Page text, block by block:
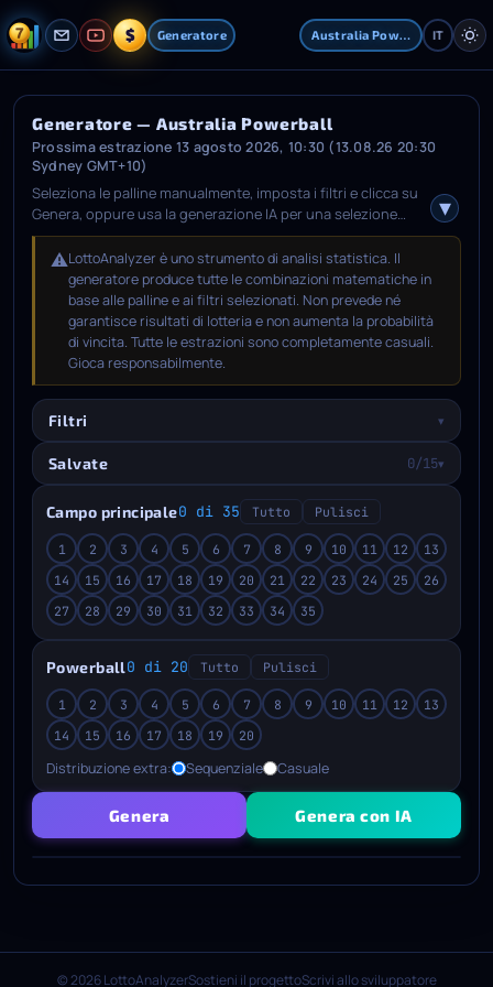
$ Generatore Australia PowerballIT
Generatore — Australia Powerball
Prossima estrazione 13 agosto 2026, 10:30 (13.08.26 20:30
Sydney GMT+10)
Seleziona le palline manualmente, imposta i filtri e clicca su
Genera, oppure usa la generazione IA per una selezione
automatica intelligente basata sull'analisi statistica. Dopo la
generazione, scegli le combinazioni che preferisci, apri la
scheda Salvate, seleziona una prossima estrazione e
salvale.
⚠️LottoAnalyzer è uno strumento di analisi statistica. Il
generatore produce tutte le combinazioni matematiche in
base alle palline e ai filtri selezionati. Non prevede né
garantisce risultati di lotteria e non aumenta la probabilità
di vincita. Tutte le estrazioni sono completamente casuali.
Gioca responsabilmente.
Filtri ▾
Campo principale0 di 35 Tutto Pulisci
1 2 3 4 5 6 7 8 9 10 11 12
13
14
15 16 17 18 19 20 21 22 23 24 25
26
27
28 29 30 31 32 33 34 35
Powerball0 di 20 Tutto Pulisci
1 2 3 4 5 6 7 8 9 10 11 12
13
14
15 16 17 18 19 20
Distribuzione extra: Sequenziale Casuale
Genera Genera con IA
Salvate 0/15▾
© 2026 LottoAnalyzerSostieni il progettoScrivi allo sviluppatore